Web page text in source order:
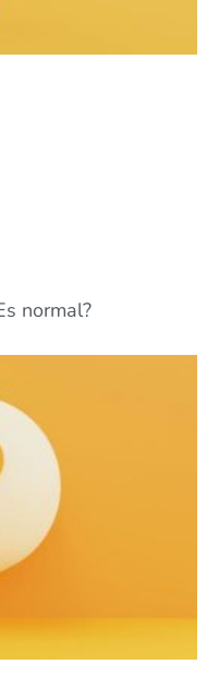
normal?